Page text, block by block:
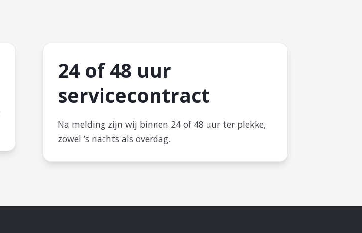
24 of 48 uur
servicecontract
Na melding zijn wij binnen 24 of 48 uur ter plekke,
zowel ’s nachts als overdag.